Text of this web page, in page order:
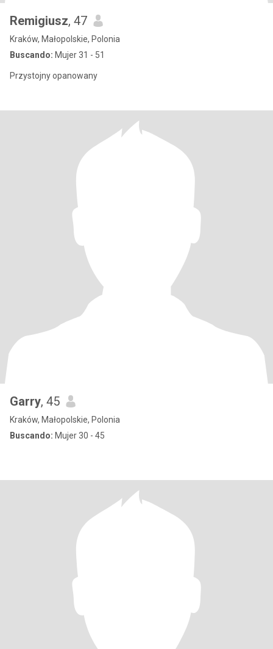
Remigiusz, 47
Kraków, Małopolskie, Polonia
Buscando: Mujer 31 - 51
Przystojny opanowany
Garry, 45
Kraków, Małopolskie, Polonia
Buscando: Mujer 30 - 45